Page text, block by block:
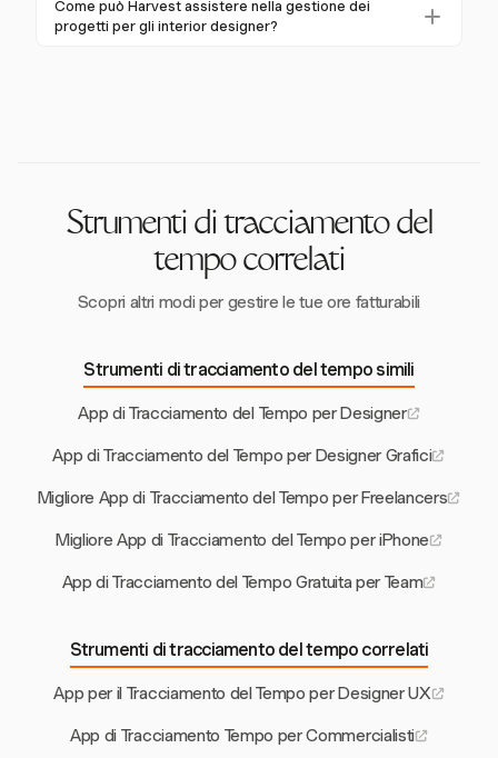
capacità e la sua idoneità alle loro esigenze.
Trello, QuickBooks e altri, consentendo ai designer di
Come può Harvest assistere nella gestione dei
progetti per gli interior designer?
Strumenti di tracciamento del
tempo correlati
Scopri altri modi per gestire le tue ore fatturabili
Strumenti di tracciamento del tempo simili
App di Tracciamento del Tempo per Designer
App di Tracciamento del Tempo per Designer Grafici
Migliore App di Tracciamento del Tempo per Freelancers
Migliore App di Tracciamento del Tempo per iPhone
App di Tracciamento del Tempo Gratuita per Team
Strumenti di tracciamento del tempo correlati
App per il Tracciamento del Tempo per Designer UX
App di Tracciamento Tempo per Commercialisti